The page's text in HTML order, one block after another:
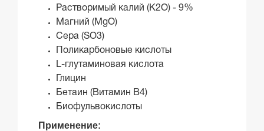
Растворимый калий (К2О) - 9%
Магний (MgO)
Сера (SO3)
Поликарбоновые кислоты
L-глутаминовая кислота
Глицин
Бетаин (Витамин В4)
Биофульвокислоты
Применение: